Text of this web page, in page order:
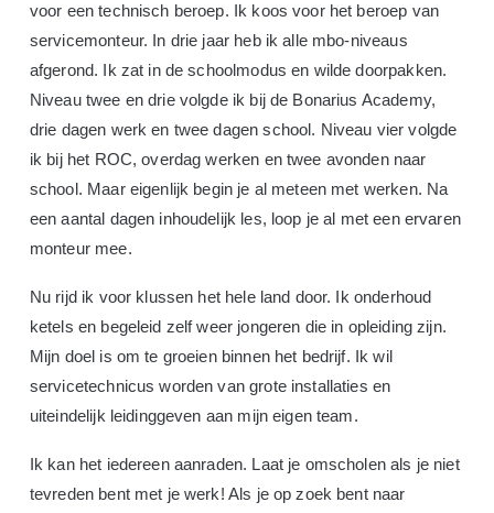
voor een technisch beroep. Ik koos voor het beroep van
servicemonteur. In drie jaar heb ik alle mbo-niveaus
afgerond. Ik zat in de schoolmodus en wilde doorpakken.
Niveau twee en drie volgde ik bij de Bonarius Academy,
drie dagen werk en twee dagen school. Niveau vier volgde
ik bij het ROC, overdag werken en twee avonden naar
school. Maar eigenlijk begin je al meteen met werken. Na
een aantal dagen inhoudelijk les, loop je al met een ervaren
monteur mee.
Nu rijd ik voor klussen het hele land door. Ik onderhoud
ketels en begeleid zelf weer jongeren die in opleiding zijn.
Mijn doel is om te groeien binnen het bedrijf. Ik wil
servicetechnicus worden van grote installaties en
uiteindelijk leidinggeven aan mijn eigen team.
Ik kan het iedereen aanraden. Laat je omscholen als je niet
tevreden bent met je werk! Als je op zoek bent naar